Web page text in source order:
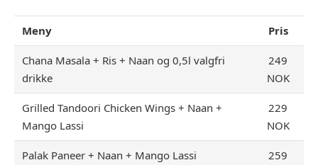
Meny Pris
Chana Masala + Ris + Naan og 0,5l valgfri
drikke
249
NOK
Grilled Tandoori Chicken Wings + Naan +
Mango Lassi
229
NOK
Palak Paneer + Naan + Mango Lassi
259